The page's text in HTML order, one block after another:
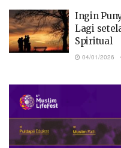
Ingin
Lagi
Spiritual
04/01/2026